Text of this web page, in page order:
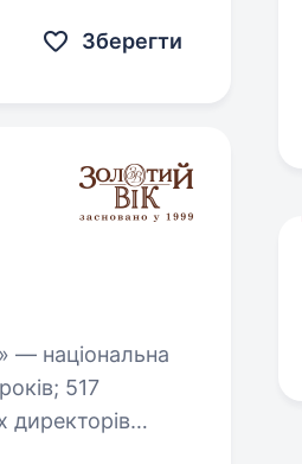
Зберегти